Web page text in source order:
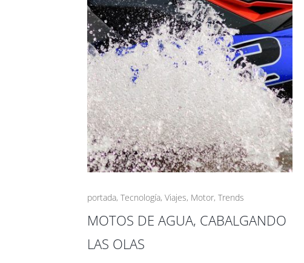
portada,Tecnología,Viajes, Motor,Trends
MOTOS DE AGUA, CABALGANDO
LAS OLAS